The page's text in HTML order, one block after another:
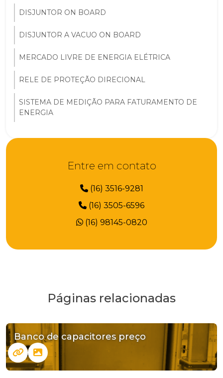
DISJUNTOR ON BOARD
DISJUNTOR A VACUO ON BOARD
MERCADO LIVRE DE ENERGIA ELÉTRICA
RELE DE PROTEÇÃO DIRECIONAL
SISTEMA DE MEDIÇÃO PARA FATURAMENTO DE
ENERGIA
Entre em contato
(16) 3516-9281
(16) 3505-6596
(16) 98145-0820
Páginas relacionadas
Banco de capacitores preço